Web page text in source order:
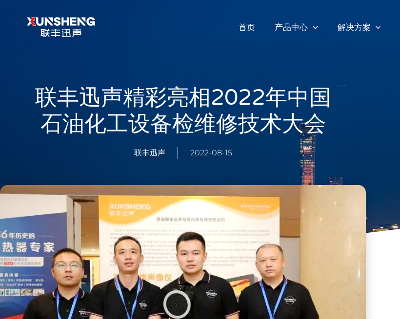
首页 产品中心 解决方案
联丰迅声精彩亮相2022年中国
石油化工设备检维修技术大会
联丰迅声 2022-08-15